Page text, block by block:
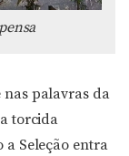
palavras da
torcida
Seleção entra